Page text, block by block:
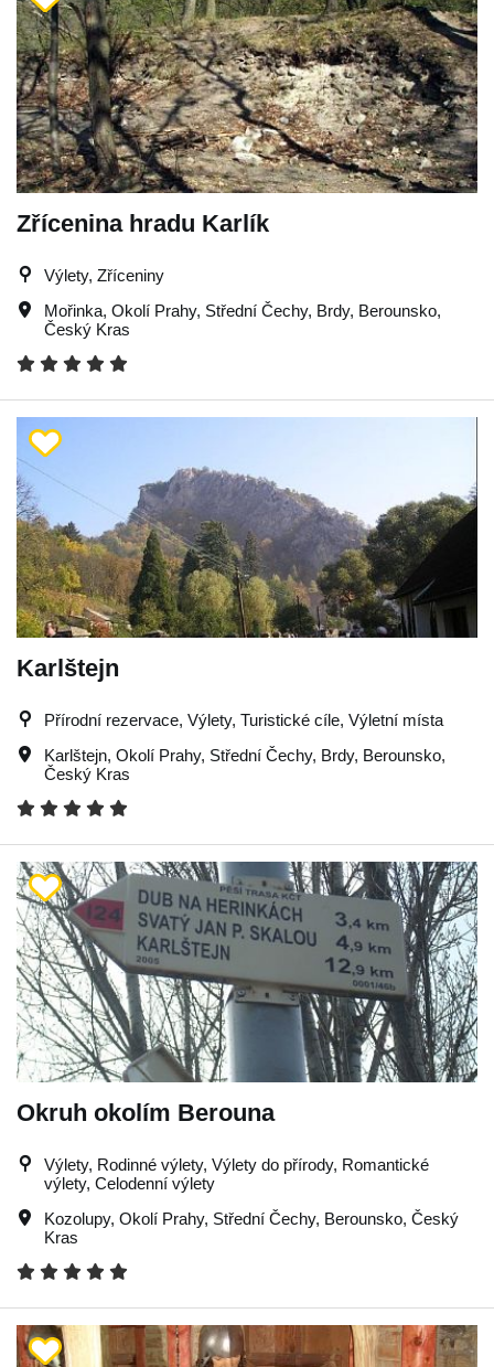
Zřícenina hradu Karlík
Výlety, Zříceniny
Mořinka, Okolí Prahy, Střední Čechy, Brdy, Berounsko,
Český Kras
Karlštejn
Přírodní rezervace, Výlety, Turistické cíle, Výletní místa
Karlštejn, Okolí Prahy, Střední Čechy, Brdy, Berounsko,
Český Kras
Okruh okolím Berouna
Výlety, Rodinné výlety, Výlety do přírody, Romantické
výlety, Celodenní výlety
Kozolupy, Okolí Prahy, Střední Čechy, Berounsko, Český
Kras